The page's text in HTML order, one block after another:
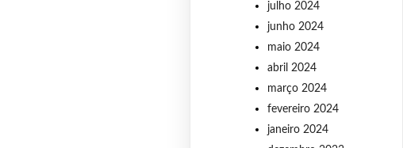
julho 2024
junho 2024
maio 2024
abril 2024
março 2024
fevereiro 2024
janeiro 2024